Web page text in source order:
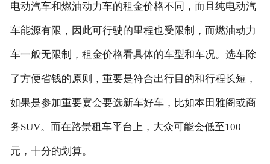
电动汽车和燃油动力车的租金价格不同，而且纯电动汽
车能源有限，因此可行驶的里程也受限制，而燃油动力
车一般无限制，租金价格看具体的车型和车况。选车除
了方便省钱的原则，重要是符合出行目的和行程长短，
如果是参加重要宴会要选新车好车，比如本田雅阁或商
务SUV。而在路景租车平台上，大众可能会低至100
元，十分的划算。